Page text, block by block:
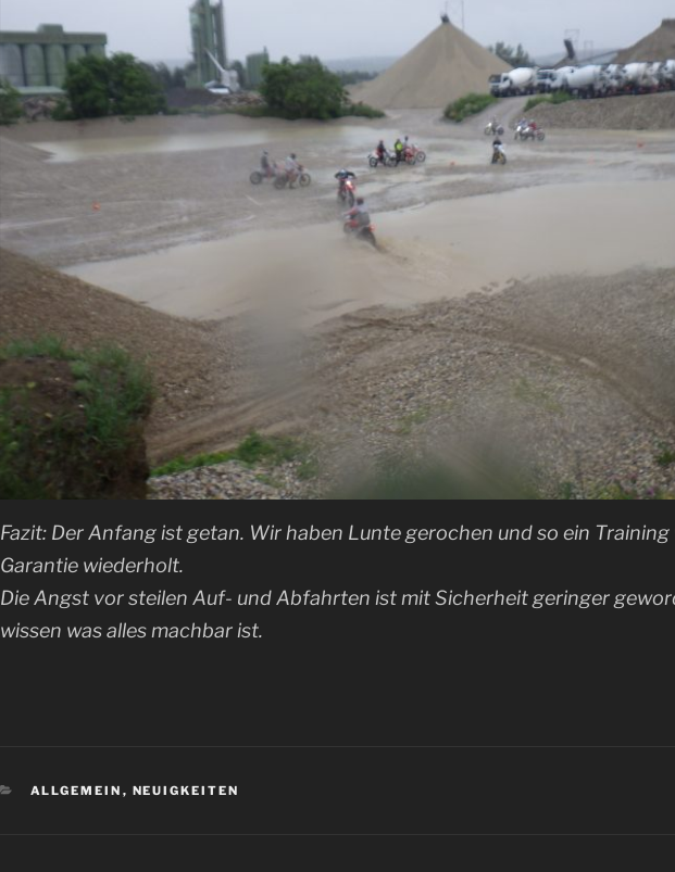
Fazit: Der Anfang ist getan. Wir haben Lunte gerochen und so ein
Garantie wiederholt.
Die Angst vor steilen Auf- und Abfahrten ist mit Sicherheit geringer
wissen was alles machbar ist.
KATEGORIEN
ALLGEMEIN , NEUIGKEITEN